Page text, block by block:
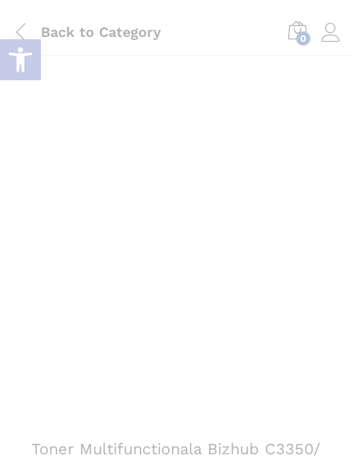
Back to Category 0
Toner Multifunctionala Bizhub C3350/
Deschide bara de unelte